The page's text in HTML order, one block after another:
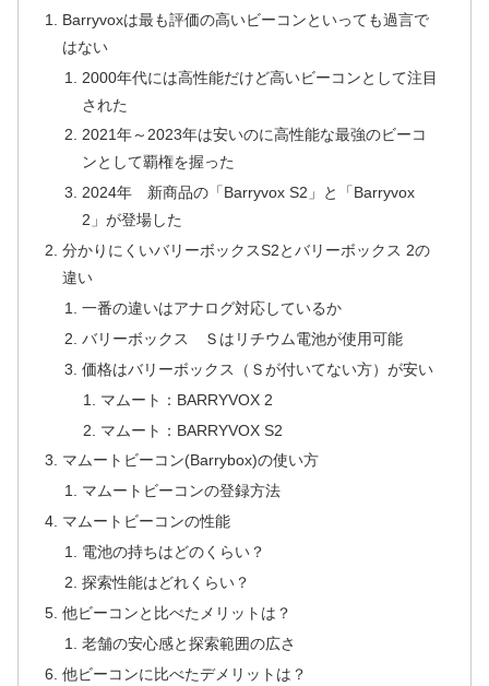
Barryvoxは最も評価の高いビーコンといっても過言で
はない
2000年代には高性能だけど高いビーコンとして注目
された
2021年～2023年は安いのに高性能な最強のビーコ
ンとして覇権を握った
2024年 新商品の「Barryvox S2」と「Barryvox
2」が登場した
分かりにくいバリーボックスS2とバリーボックス 2の
違い
一番の違いはアナログ対応しているか
バリーボックス Ｓはリチウム電池が使用可能
価格はバリーボックス（Ｓが付いてない方）が安い
マムート：BARRYVOX 2
マムート：BARRYVOX S2
マムートビーコン(Barrybox)の使い方
マムートビーコンの登録方法
マムートビーコンの性能
電池の持ちはどのくらい？
探索性能はどれくらい？
他ビーコンと比べたメリットは？
老舗の安心感と探索範囲の広さ
他ビーコンに比べたデメリットは？